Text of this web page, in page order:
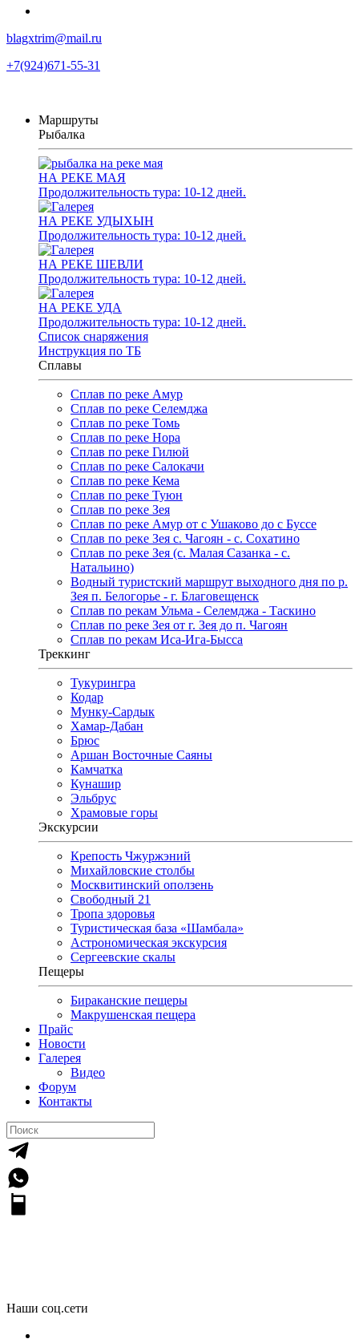
blagxtrim@mail.ru
+7(924)671-55-31
Маршруты
Рыбалка
НА РЕКЕ МАЯ
Продолжительность тура: 10-12 дней.
НА РЕКЕ УДЫХЫН
Продолжительность тура: 10-12 дней.
НА РЕКЕ ШЕВЛИ
Продолжительность тура: 10-12 дней.
НА РЕКЕ УДА
Продолжительность тура: 10-12 дней.
Список снаряжения
Инструкция по ТБ
Сплавы
Сплав по реке Амур
Сплав по реке Селемджа
Сплав по реке Томь
Сплав по реке Нора
Сплав по реке Гилюй
Сплав по реке Салокачи
Сплав по реке Кема
Сплав по реке Туюн
Сплав по реке Зея
Сплав по реке Амур от с Ушаково до с Буссе
Cплав по реке Зея с. Чагоян - с. Сохатино
Cплав по реке Зея (c. Малая Сазанка - с.
Натальино)
Водный туристский маршрут выходного дня по р.
Зея п. Белогорье - г. Благовещенск
Сплав по рекам Ульма - Селемджа - Таскино
Сплав по реке Зея от г. Зея до п. Чагоян
Сплав по рекам Иса-Ига-Бысса
Треккинг
Тукурингра
Кодар
Мунку-Сардык
Хамар-Дабан
Брюс
Аршан Восточные Саяны
Камчатка
Кунашир
Эльбрус
Храмовые горы
Экскурсии
Крепость Чжуржэний
Михайловские столбы
Москвитинский оползень
Свободный 21
Тропа здоровья
Туристическая база «Шамбала»
Астрономическая экскурсия
Сергеевские скалы
Пещеры
Бираканские пещеры
Макрушенская пещера
Прайс
Новости
Галерея
Видео
Форум
Контакты
Наши соц.сети